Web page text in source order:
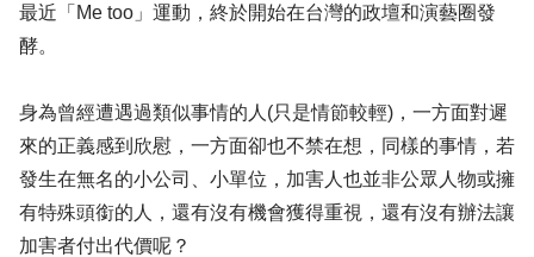
最近「Me too」運動，終於開始在台灣的政壇和演藝圈發
酵。
身為曾經遭遇過類似事情的人(只是情節較輕)，一方面對遲
來的正義感到欣慰，一方面卻也不禁在想，同樣的事情，若
發生在無名的小公司、小單位，加害人也並非公眾人物或擁
有特殊頭銜的人，還有沒有機會獲得重視，還有沒有辦法讓
加害者付出代價呢？